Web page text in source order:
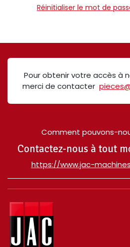
Réinitialiser le mot de
Pour obtenir votre accès à
merci de contacter
Comment pouvons-
Contactez-nous à tout
​https://www.jac-